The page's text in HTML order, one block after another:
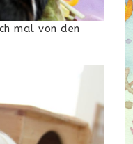
mal von den